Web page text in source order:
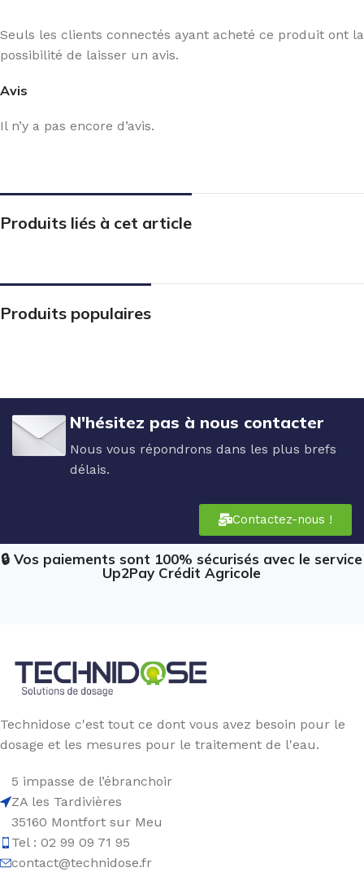
Avis
Il n’y a pas encore d’avis.
Seuls les clients connectés ayant acheté ce produit ont la
possibilité de laisser un avis.
Produits liés à cet article
Produits populaires
N'hésitez pas à nous contacter
Nous vous répondrons dans les plus brefs
délais.
Contactez-nous !
🔒 Vos paiements sont 100% sécurisés avec le service
Up2Pay Crédit Agricole
Technidose c'est tout ce dont vous avez besoin pour le
dosage et les mesures pour le traitement de l'eau.
5 impasse de l’ébranchoir
ZA les Tardivières
35160 Montfort sur Meu
Tel : 02 99 09 71 95
contact@technidose.fr